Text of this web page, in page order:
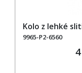
Kolo z lehké
9965-P2-6560